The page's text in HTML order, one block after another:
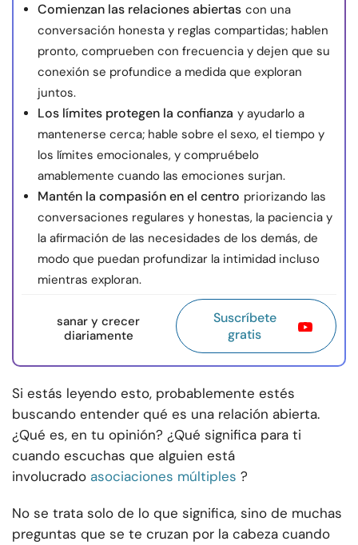
nosotros
© Copyright 2026. Todos los derechos reservados.
Comienzan las relaciones abiertas con una
conversación honesta y reglas compartidas; hablen
pronto, comprueben con frecuencia y dejen que su
conexión se profundice a medida que exploran
juntos.
Los límites protegen la confianza y ayudarlo a
mantenerse cerca; hable sobre el sexo, el tiempo y
los límites emocionales, y compruébelo
amablemente cuando las emociones surjan.
Mantén la compasión en el centro priorizando las
conversaciones regulares y honestas, la paciencia y
la afirmación de las necesidades de los demás, de
modo que puedan profundizar la intimidad incluso
mientras exploran.
sanar y crecer
diariamente
Suscríbete
gratis
Si estás leyendo esto, probablemente estés
buscando entender qué es una relación abierta.
¿Qué es, en tu opinión? ¿Qué significa para ti
cuando escuchas que alguien está
involucrado asociaciones múltiples ?
No se trata solo de lo que significa, sino de muchas
preguntas que se te cruzan por la cabeza cuando